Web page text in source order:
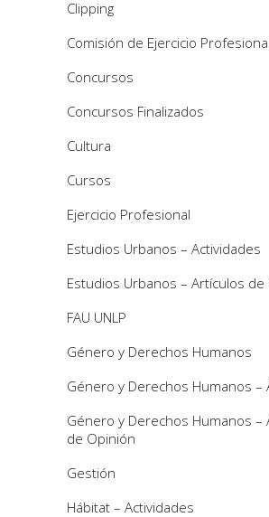
Clipping
Comisión de Ejercicio Profesional
Concursos
Concursos Finalizados
Cultura
Cursos
Ejercicio Profesional
Estudios Urbanos – Actividades
Estudios Urbanos – Artículos de
FAU UNLP
Género y Derechos Humanos
Género y Derechos Humanos –
Género y Derechos Humanos –
de Opinión
Gestión
Hábitat – Actividades